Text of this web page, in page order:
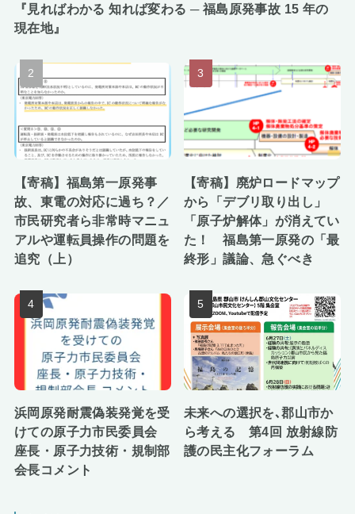
『見ればわかる 知れば変わる ─ 福島原発事故 15 年の
現在地』
【寄稿】福島第一原発事
故、東電の対応に過ち？／
市民研究者ら非常時マニュ
アルや運転員操作の問題を
追究（上）
【寄稿】廃炉ロードマップ
から「デブリ取り出し」
「原子炉解体」が消えてい
た！ 福島第一原発の「最
終形」議論、急ぐべき
浜岡原発耐震偽装発覚を受
けての原子力市民委員会
座長・原子力技術・規制部
会長コメント
未来への選択を､郡山市か
ら考える 第4回 放射線防
護の民主化フォーラム